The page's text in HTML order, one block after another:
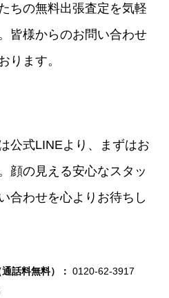
ちの無料出張査定を気軽
皆様からのお問い合わせ
ります。
公式LINEより、まずはお
顔の見える安心なスタッ
合わせを心よりお待ちし
話料無料）： 0120-62-3917